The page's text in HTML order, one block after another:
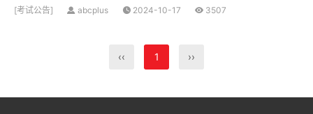
[考试公告] abcplus 2024-10-17 3507
‹‹ 1 ››